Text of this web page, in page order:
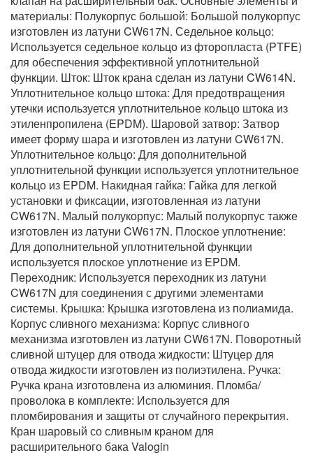
материалы: Полукорпус большой: Большой полукорпус
изготовлен из латуни CW617N. Седельное кольцо:
Используется седельное кольцо из фторопласта (PTFE)
для обеспечения эффективной уплотнительной
функции. Шток: Шток крана сделан из латуни CW614N.
Уплотнительное кольцо штока: Для предотвращения
утечки используется уплотнительное кольцо штока из
этиленпропилена (EPDM). Шаровой затвор: Затвор
имеет форму шара и изготовлен из латуни CW617N.
Уплотнительное кольцо: Для дополнительной
уплотнительной функции используется уплотнительное
кольцо из EPDM. Накидная гайка: Гайка для легкой
установки и фиксации, изготовленная из латуни
CW617N. Малый полукорпус: Малый полукорпус также
изготовлен из латуни CW617N. Плоское уплотнение:
Для дополнительной уплотнительной функции
используется плоское уплотнение из EPDM.
Переходник: Используется переходник из латуни
CW617N для соединения с другими элементами
системы. Крышка: Крышка изготовлена из полиамида.
Корпус сливного механизма: Корпус сливного
механизма изготовлен из латуни CW617N. Поворотный
сливной штуцер для отвода жидкости: Штуцер для
отвода жидкости изготовлен из полиэтилена. Ручка:
Ручка крана изготовлена из алюминия. Пломба/
проволока в комплекте: Используется для
пломбирования и защиты от случайного перекрытия.
Кран шаровый со сливным краном для
расширительного бака Valogin